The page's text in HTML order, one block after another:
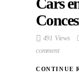
491 Views
comment
CONTINUE